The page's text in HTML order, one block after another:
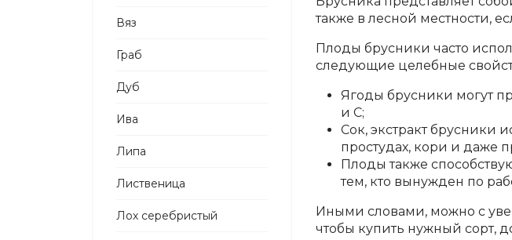
Вяз
Граб
Дуб
Ива
Липа
Лиственица
Лох серебристый
также в лесной местности,
Плоды брусники часто
следующие целебные
Ягоды брусники могут
и С;
Сок, экстракт брусники
простудах, кори и даже
Плоды также
тем, кто вынужден по
Иными словами, можно с
чтобы купить нужный сорт,